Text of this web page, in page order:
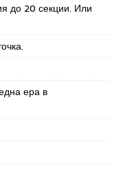
до 20 секции. Или
ера в